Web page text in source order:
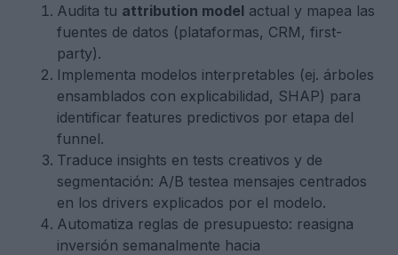
Audita tu attribution model actual y mapea las
fuentes de datos (plataformas, CRM, first-
party).
Implementa modelos interpretables (ej. árboles
ensamblados con explicabilidad, SHAP) para
identificar features predictivos por etapa del
funnel.
Traduce insights en tests creativos y de
segmentación: A/B testea mensajes centrados
en los drivers explicados por el modelo.
Automatiza reglas de presupuesto: reasigna
inversión semanalmente hacia